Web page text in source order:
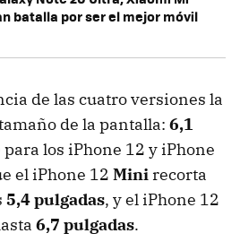
batalla por ser el mejor móvil
de las cuatro versiones la
de la pantalla: 6,1
los iPhone 12 y iPhone
el iPhone 12 Mini recorta
5,4 pulgadas, y el iPhone 12
6,7 pulgadas.